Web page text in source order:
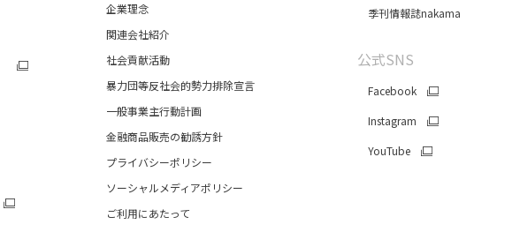
企業理念
関連会社紹介
社会貢献活動
暴力団等反社会的勢力排除宣言
一般事業主行動計画
金融商品販売の勧誘方針
プライバシーポリシー
ソーシャルメディアポリシー
ご利用にあたって
季刊情報誌nakama
公式SNS
Facebook
Instagram
YouTube